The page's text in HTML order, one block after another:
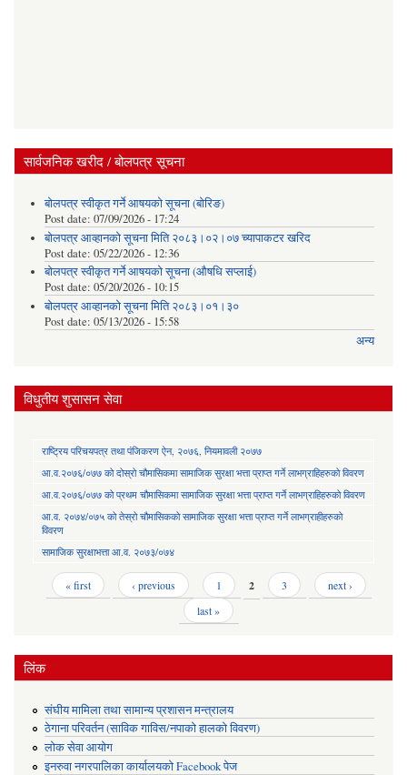
सार्वजनिक खरीद / बोलपत्र सूचना
बोलपत्र स्वीकृत गर्ने आषयको सूचना (बोरिङ)
Post date: 07/09/2026 - 17:24
बोलपत्र आव्हानको सूचना मिति २०८३।०२।०७ च्यापाकटर खरिद
Post date: 05/22/2026 - 12:36
बोलपत्र स्वीकृत गर्ने आषयको सूचना (औषधि सप्लाई)
Post date: 05/20/2026 - 10:15
बोलपत्र आव्हानको सूचना मिति २०८३।०१।३०
Post date: 05/13/2026 - 15:58
अन्य
विधुतीय शुसासन सेवा
राष्ट्रिय परिचयपत्र तथा पंजिकरण ऐन, २०७६, नियमावली २०७७
आ.व.२०७६/०७७ को दोस्रो चौमासिकमा सामाजिक सुरक्षा भत्ता प्राप्त गर्ने लाभग्राहिहरुको विवरण
आ.व.२०७६/०७७ को प्रथम चौमासिकमा सामाजिक सुरक्षा भत्ता प्राप्त गर्ने लाभग्राहिहरुको विवरण
आ.व. २०७४/०७५ को तेस्रो चौमासिकको सामाजिक सुरक्षा भत्ता प्राप्त गर्ने लाभग्राहीहरुको
विवरण
सामाजिक सुरक्षाभत्ता आ.व. २०७३/०७४
Pages« first ‹ previous 1 2 3
next ›
last »
लिंक
संघीय मामिला तथा सामान्य प्रशासन मन्त्रालय
ठेगाना परिवर्तन (साविक गाविस/नपाको हालको विवरण)
लोक सेवा आयोग
इनरुवा नगरपालिका कार्यालयको Facebook पेज